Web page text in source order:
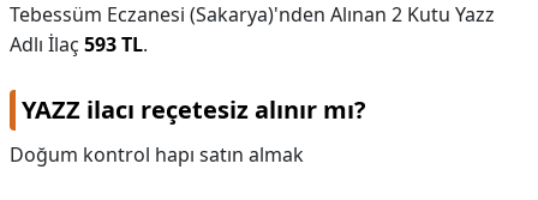
Tebessüm Eczanesi (Sakarya)'nden Alınan 2 Kutu Yazz
Adlı İlaç 593 TL.
YAZZ ilacı reçetesiz alınır mı?
Doğum kontrol hapı satın almak